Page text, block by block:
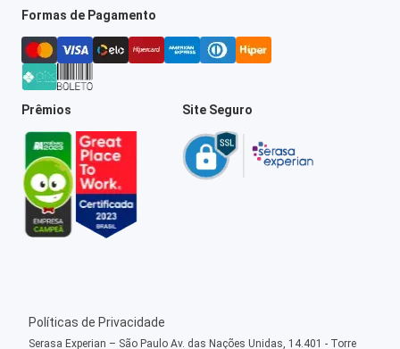
Formas de Pagamento
Prêmios Site Seguro
Políticas de Privacidade
Serasa Experian – São Paulo Av. das Nações Unidas, 14.401 - Torre